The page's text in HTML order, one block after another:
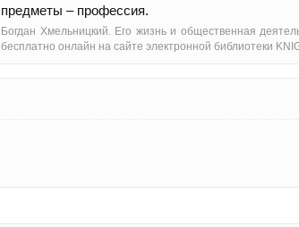
предметы – профессия.
Богдан Хмельницкий. Его жизнь и общественная
бесплатно онлайн на сайте электронной библиотеки